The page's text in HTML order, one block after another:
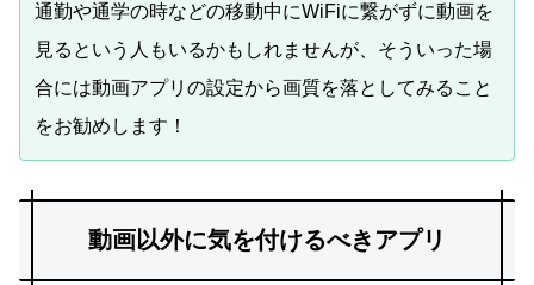
通勤や通学の時などの移動中にWiFiに繋がずに動画を
見るという人もいるかもしれませんが、そういった場
合には動画アプリの設定から画質を落としてみること
をお勧めします！
動画以外に気を付けるべきアプリ